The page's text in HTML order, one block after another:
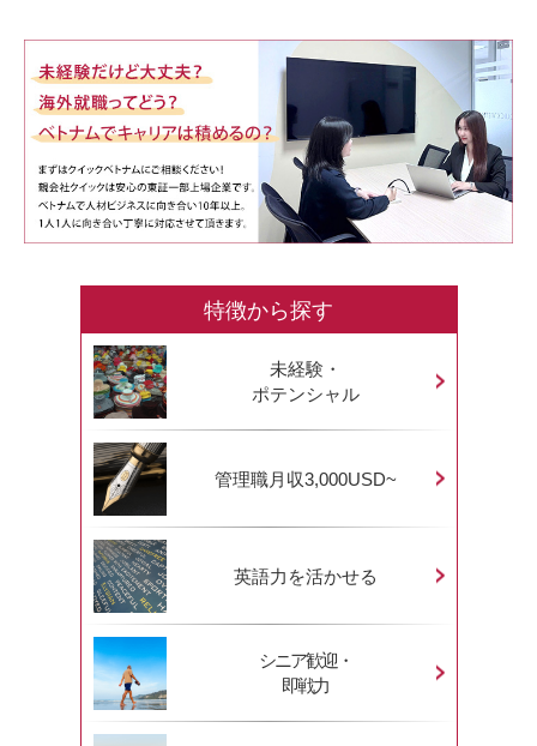
特徴から探す
未経験・
ポテンシャル
管理職月収3,000USD~
英語力を活かせる
シニア歓迎・
即戦力